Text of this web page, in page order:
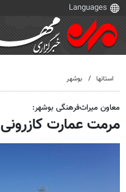
استانها بوشهر
معاون میراث‌فرهنگی بوشهر:
مرمت عمارت